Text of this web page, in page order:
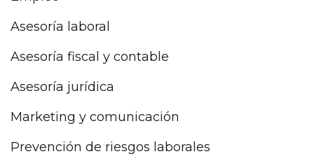
Asesoría laboral
Asesoría fiscal y contable
Asesoría jurídica
Marketing y comunicación
Prevención de riesgos laborales